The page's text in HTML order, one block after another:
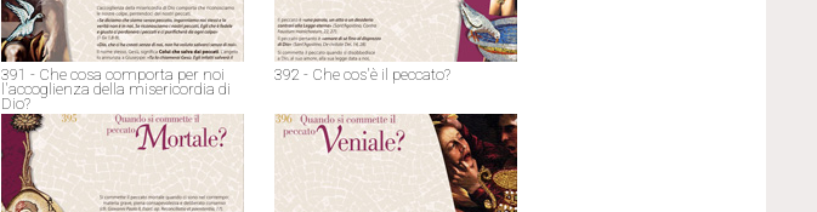
391 - Che cosa comporta per noi
l'accoglienza della misericordia di
Dio?
392 - Che cos'è il peccato?